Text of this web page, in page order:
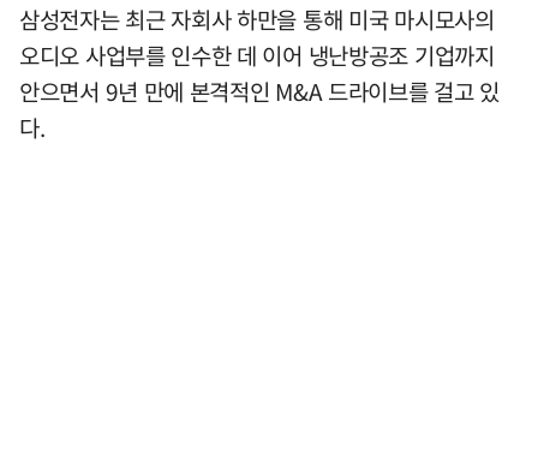
삼성전자는 최근 자회사 하만을 통해 미국 마시모사의
오디오 사업부를 인수한 데 이어 냉난방공조 기업까지
안으면서 9년 만에 본격적인 M&A 드라이브를 걸고 있
다.